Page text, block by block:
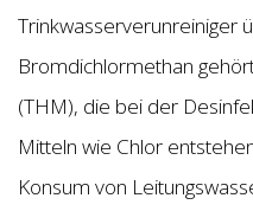
Trinkwasserverunreiniger
Bromdichlormethan
(THM), die bei der
Mitteln wie Chlor
Konsum von